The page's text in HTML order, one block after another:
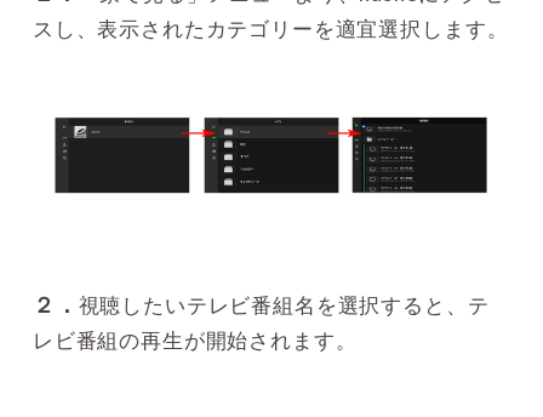
スし、表示されたカテゴリーを適宜選択します。
２． 視聴したいテレビ番組名を選択すると、テ
レビ番組の再生が開始されます。